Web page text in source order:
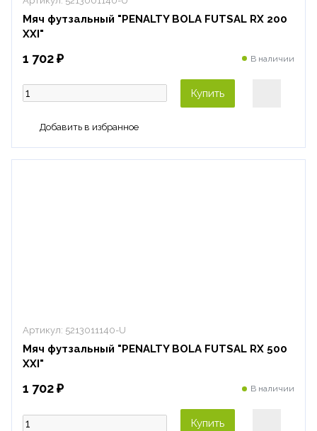
Мяч футзальный "PENALTY BOLA FUTSAL RX 200
XXI"
1 702 ₽ В наличии
Купить
Артикул: 5213011140-U
Мяч футзальный "PENALTY BOLA FUTSAL RX 500
XXI"
1 702 ₽ В наличии
Купить